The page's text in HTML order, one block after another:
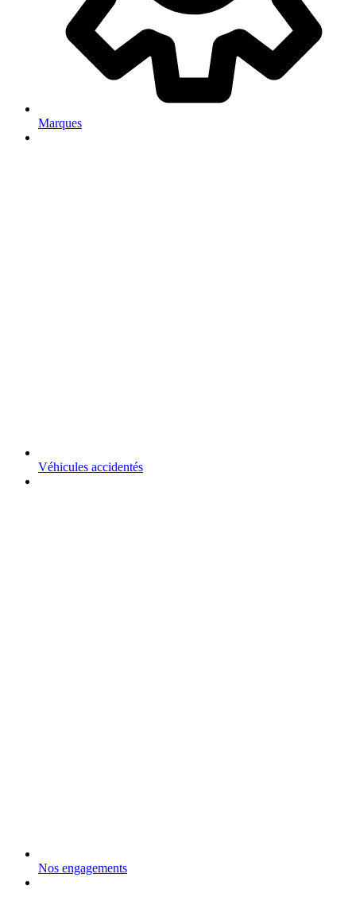
Marques
Véhicules accidentés
Nos engagements